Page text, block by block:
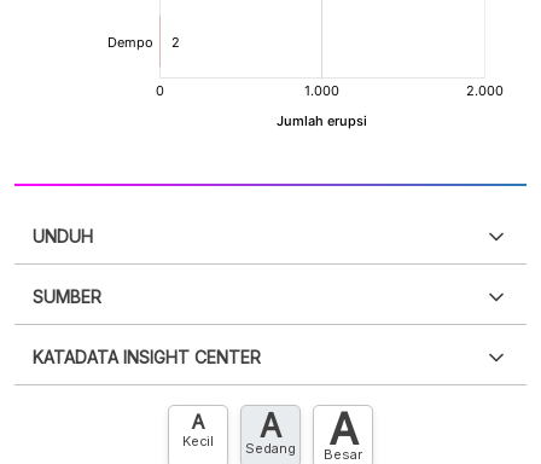
UNDUH
XLS
SUMBER
punya akun?Silakan Daftar sekarang
KATADATA INSIGHT CENTER
Hubungi sekarang »
A
Kecil A
Sedang A
Besar